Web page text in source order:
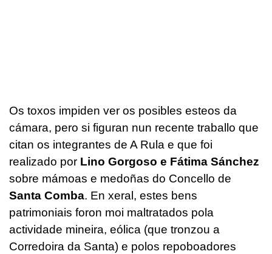
Os toxos impiden ver os posibles esteos da
cámara, pero si figuran nun recente traballo que
citan os integrantes de A Rula e que foi
realizado por Lino Gorgoso e Fátima Sánchez
sobre mámoas e medoñas do Concello de
Santa Comba. En xeral, estes bens
patrimoniais foron moi maltratados pola
actividade mineira, eólica (que tronzou a
Corredoira da Santa) e polos repoboadores